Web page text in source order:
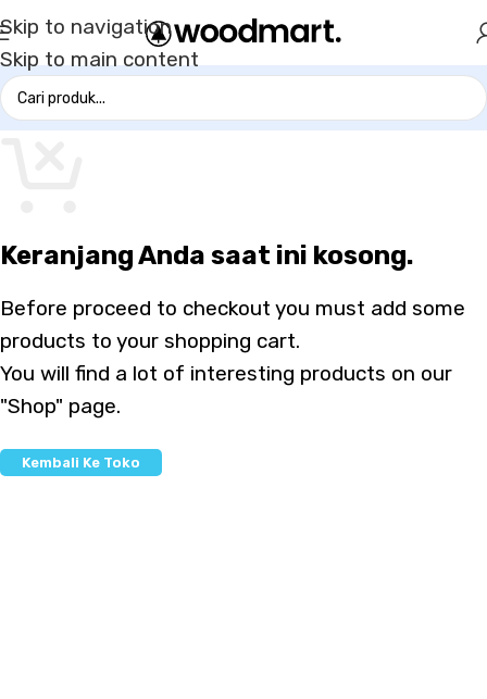
Skip to navigation
Skip to main content
Keranjang Anda saat ini kosong.
Before proceed to checkout you must add some
products to your shopping cart.
You will find a lot of interesting products on our
"Shop" page.
Kembali Ke Toko